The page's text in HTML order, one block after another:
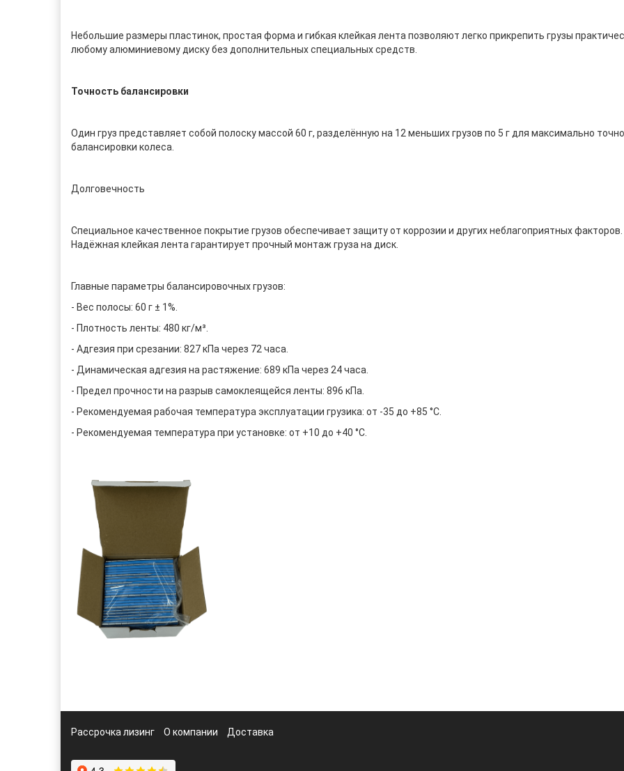
Небольшие размеры пластинок, простая форма и гибкая клейкая лента позволяют легко прикрепить грузы
любому алюминиевому диску без дополнительных специальных средств.
Точность балансировки
Один груз представляет собой полоску массой 60 г, разделённую на 12 меньших грузов по 5 г для максимально
балансировки колеса.
Долговечность
Специальное качественное покрытие грузов обеспечивает защиту от коррозии и других неблагоприятных факторов.
Надёжная клейкая лента гарантирует прочный монтаж груза на диск.
Главные параметры балансировочных грузов:
- Вес полосы: 60 г ± 1%.
- Плотность ленты: 480 кг/м³.
- Адгезия при срезании: 827 кПа через 72 часа.
- Динамическая адгезия на растяжение: 689 кПа через 24 часа.
- Предел прочности на разрыв самоклеящейся ленты: 896 кПа.
- Рекомендуемая рабочая температура эксплуатации грузика: от -35 до +85 °C.
- Рекомендуемая температура при установке: от +10 до +40 °C.
Рассрочка лизинг О компании Доставка